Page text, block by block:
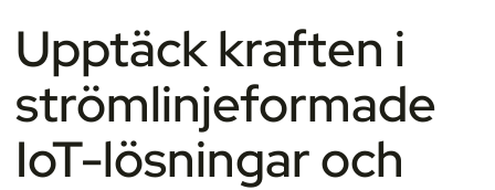
Upptäck kraften i
strömlinjeformade
IoT-lösningar och